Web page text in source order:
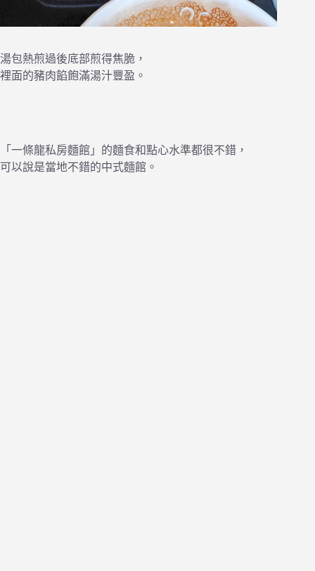
湯包熱煎過後底部煎得焦脆，
裡面的豬肉餡飽滿湯汁豐盈。
「一條龍私房麵館」的麵食和點心水準都很不錯，
可以說是當地不錯的中式麵館。